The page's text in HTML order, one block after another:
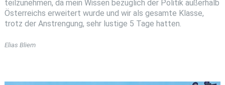
teilzunehmen, da mein Wissen bezüglich der Politik außerhalb
Österreichs erweitert wurde und wir als gesamte Klasse,
trotz der Anstrengung, sehr lustige 5 Tage hatten.
Elias Bliem